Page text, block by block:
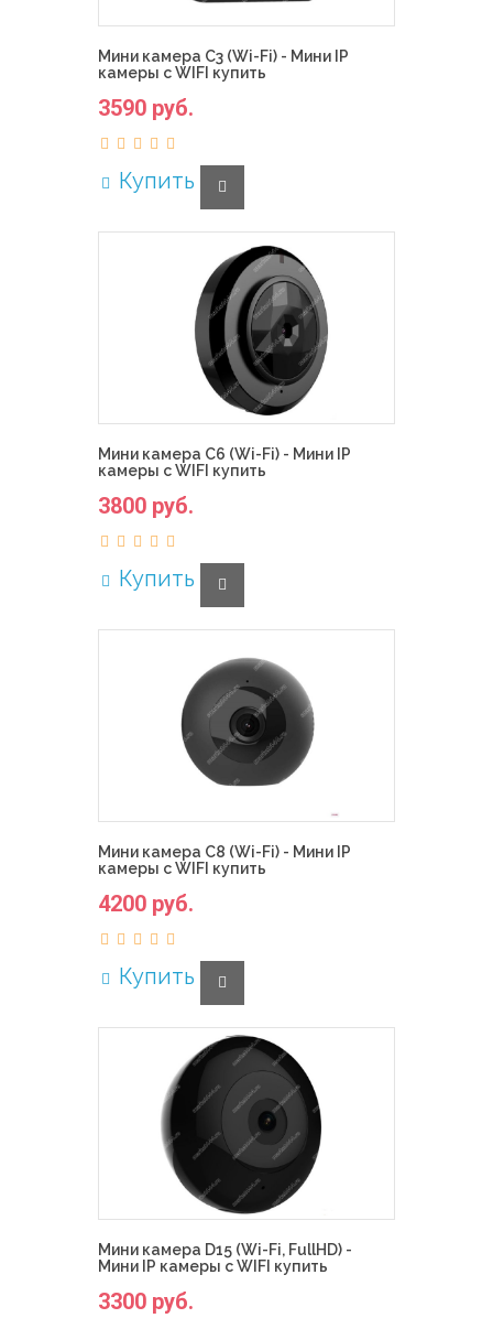
Мини камера C3 (Wi-Fi) - Мини IP
камеры с WIFI купить
3590 руб.
Купить
Мини камера C6 (Wi-Fi) - Мини IP
камеры с WIFI купить
3800 руб.
Купить
Мини камера C8 (Wi-Fi) - Мини IP
камеры с WIFI купить
4200 руб.
Купить
Мини камера D15 (Wi-Fi, FullHD) -
Мини IP камеры с WIFI купить
3300 руб.